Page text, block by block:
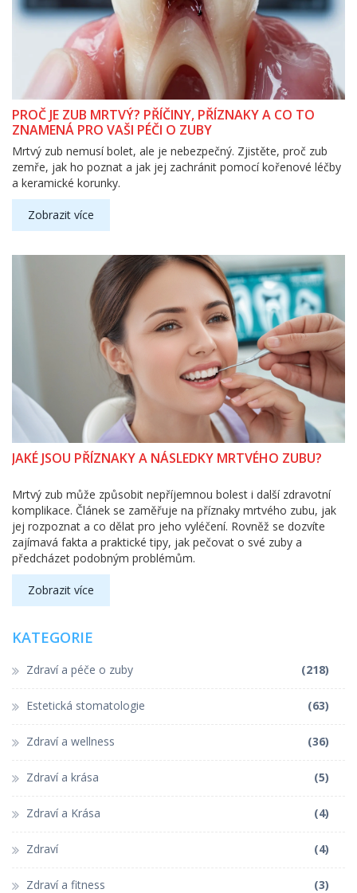
PROČ JE ZUB MRTVÝ? PŘÍČINY, PŘÍZNAKY A CO TO
ZNAMENÁ PRO VAŠI PÉČI O ZUBY
Mrtvý zub nemusí bolet, ale je nebezpečný. Zjistěte, proč zub
zemře, jak ho poznat a jak jej zachránit pomocí kořenové léčby
a keramické korunky.
Zobrazit více
JAKÉ JSOU PŘÍZNAKY A NÁSLEDKY MRTVÉHO ZUBU?
Mrtvý zub může způsobit nepříjemnou bolest i další zdravotní
komplikace. Článek se zaměřuje na příznaky mrtvého zubu, jak
jej rozpoznat a co dělat pro jeho vyléčení. Rovněž se dozvíte
zajímavá fakta a praktické tipy, jak pečovat o své zuby a
předcházet podobným problémům.
Zobrazit více
KATEGORIE
Zdraví a péče o zuby (218)
Estetická stomatologie (63)
Zdraví a wellness (36)
Zdraví a krása (5)
Zdraví a Krása (4)
Zdraví (4)
Zdraví a fitness (3)